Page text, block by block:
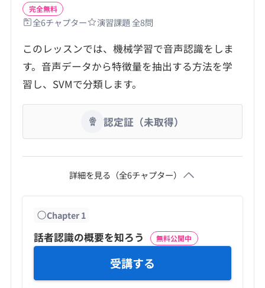
全6チャプター 演習課題 全8問
完全無料
このレッスンでは、機械学習で音声認識をしま
す。音声データから特徴量を抽出する方法を学
習し、SVMで分類します。
認定証（未取得）
詳細を見る（全6チャプター）
Chapter1
話者認識の概要を知ろう 無料公開中
受講する